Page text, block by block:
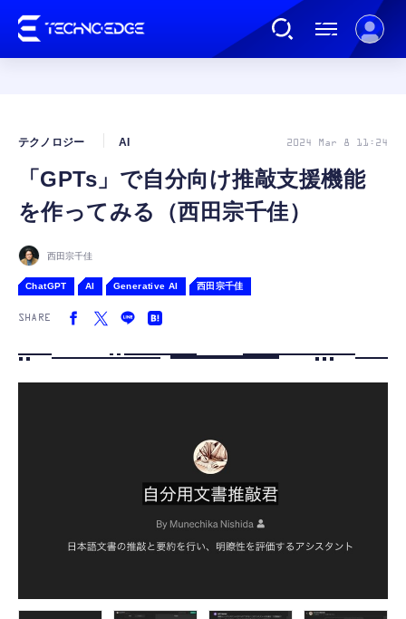
AI
ゲーム
FOLLOW US
「GPTs」で自分向け推敲支援機能
を作ってみる（西田宗千佳）
テクノロジー AI 2024 Mar 8 11:24
西田宗千佳
ChatGPT AI Generative AI 西田宗千佳
SHARE